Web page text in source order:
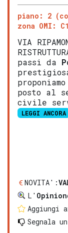
piano: 2
zona OMI:
VIA
passi da
posto al
civile
LEGGI ANCORA
NOVITA':
L'
Aggiungi
Segnala